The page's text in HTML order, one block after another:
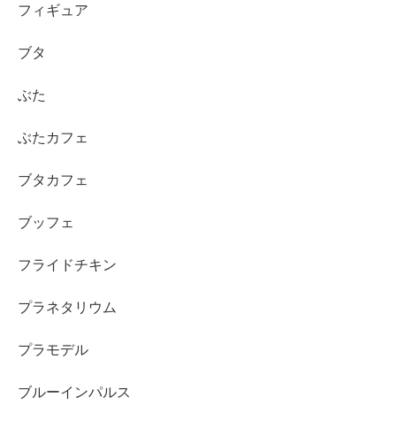
フィギュア
ブタ
ぶた
ぶたカフェ
ブタカフェ
ブッフェ
フライドチキン
プラネタリウム
プラモデル
ブルーインパルス